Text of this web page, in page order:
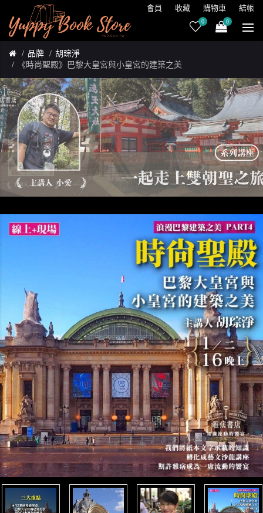
會員 收藏 購物車 結帳
0 0
品牌
胡琮淨
《時尚聖殿》巴黎大皇宮與小皇宮的建築之美